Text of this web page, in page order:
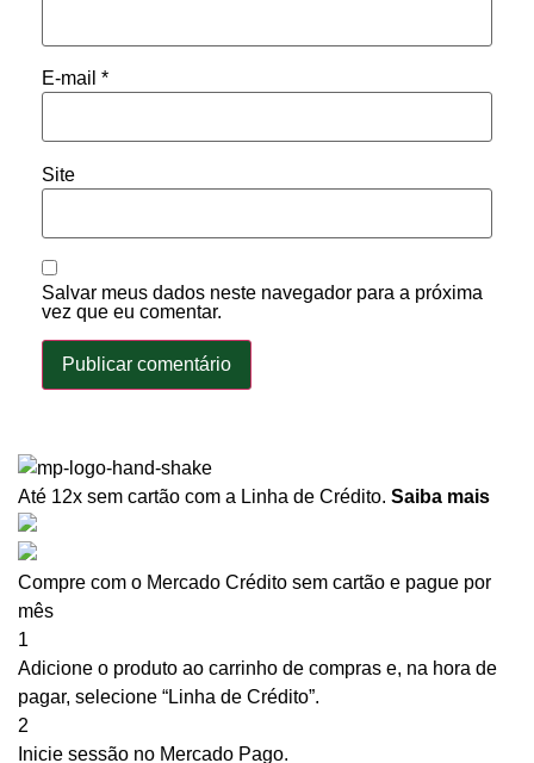
E-mail *
Site
Salvar meus dados neste navegador para a próxima
vez que eu comentar.
Até 12x sem cartão com a Linha de Crédito. Saiba mais
Compre com o Mercado Crédito sem cartão e pague por
mês
1
Adicione o produto ao carrinho de compras e, na hora de
pagar, selecione “Linha de Crédito”.
2
Inicie sessão no Mercado Pago.